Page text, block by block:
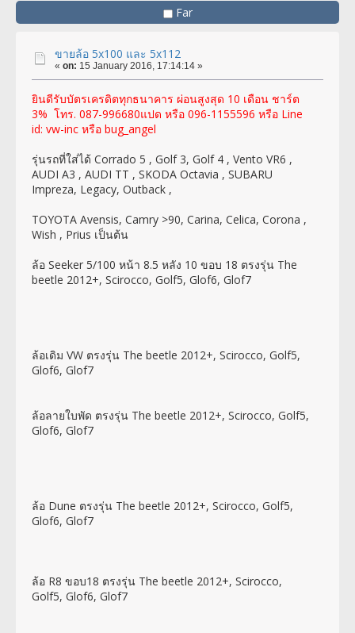
Far
ขายล้อ 5x100 และ 5x112
« on: 15 January 2016, 17:14:14 »
ยินดีรับบัตรเครดิตทุกธนาคาร ผ่อนสูงสุด 10 เดือน ชาร์ต
3% โทร. 087-996680แปด หรือ 096-1155596 หรือ Line
id: vw-inc หรือ bug_angel
รุ่นรถที่ใส่ได้ Corrado 5 , Golf 3, Golf 4 , Vento VR6 ,
AUDI A3 , AUDI TT , SKODA Octavia , SUBARU
Impreza, Legacy, Outback ,
TOYOTA Avensis, Camry >90, Carina, Celica, Corona ,
Wish , Prius เป็นต้น
ล้อ Seeker 5/100 หน้า 8.5 หลัง 10 ขอบ 18 ตรงรุ่น The
beetle 2012+, Scirocco, Golf5, Glof6, Glof7
ล้อเดิม VW ตรงรุ่น The beetle 2012+, Scirocco, Golf5,
Glof6, Glof7
ล้อลายใบพัด ตรงรุ่น The beetle 2012+, Scirocco, Golf5,
Glof6, Glof7
ล้อ Dune ตรงรุ่น The beetle 2012+, Scirocco, Golf5,
Glof6, Glof7
ล้อ R8 ขอบ18 ตรงรุ่น The beetle 2012+, Scirocco,
Golf5, Glof6, Glof7